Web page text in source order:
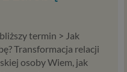
termin > Jak
Transformacja relacji
osoby Wiem, jak
treści i reklam oraz
reklamowych na
tym technologiom
poprzez serwowanie